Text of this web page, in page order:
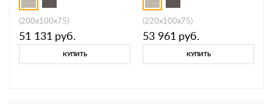
(200x100x75)
51 131 руб.
КУПИТЬ
(220x100x75)
53 961 руб.
КУПИТЬ